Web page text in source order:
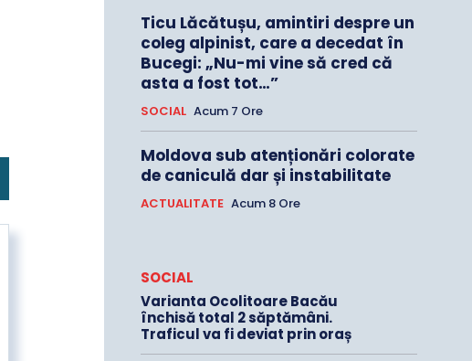
Ticu Lăcătușu, amintiri despre un
coleg alpinist, care a decedat în
Bucegi: „Nu-mi vine să cred că
asta a fost tot…”
SOCIAL Acum 7 Ore
Moldova sub atenționări colorate
de caniculă dar și instabilitate
ACTUALITATE Acum 8 Ore
SOCIAL
Varianta Ocolitoare Bacău
închisă total 2 săptămâni.
Traficul va fi deviat prin oraș